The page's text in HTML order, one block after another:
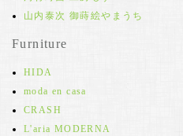
山内泰次 御蒔絵やまうち
Furniture
HIDA
moda en casa
CRASH
L'aria MODERNA